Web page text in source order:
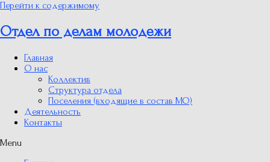
Перейти к содержимому
Отдел по делам молодежи
Главная
О нас
Коллектив
Структура отдела
Поселения (входящие в состав МО)
Деятельность
Контакты
Menu